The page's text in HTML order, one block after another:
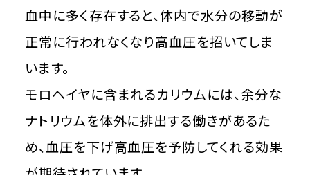
血中に多く存在すると、体内で水分の移動が
正常に行われなくなり高血圧を招いてしま
います。
モロヘイヤに含まれるカリウムには、余分な
ナトリウムを体外に排出する働きがあるた
め、血圧を下げ高血圧を予防してくれる効果